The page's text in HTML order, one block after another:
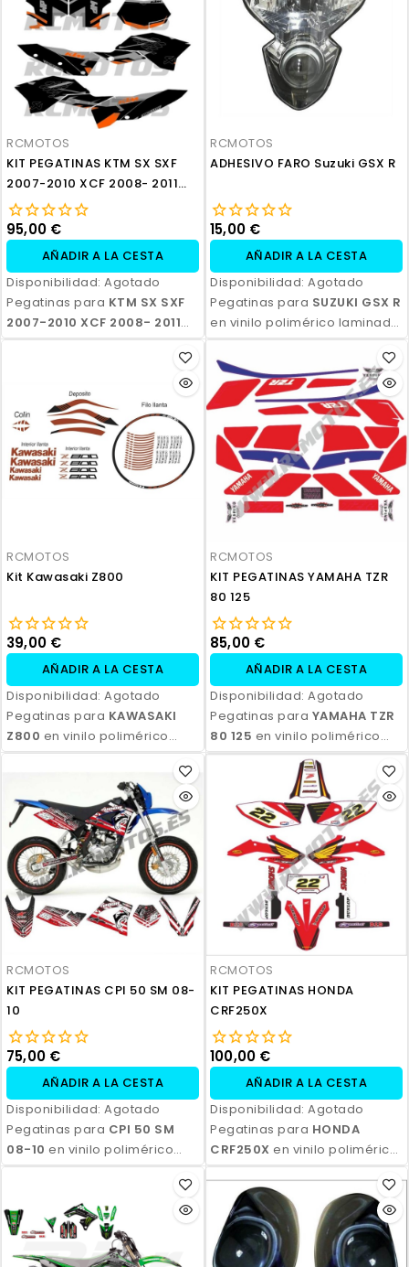
RCMOTOS
KIT PEGATINAS KTM SX SXF
2007-2010 XCF 2008- 2011
EXC EXCF 2008-2011
95,00 €
AÑADIR A LA CESTA
Disponibilidad: Agotado
Pegatinas para KTM SX SXF
2007-2010 XCF 2008- 2011
EXC EXCF 2008-2011en vinilo
ecosolvente. Alta resistencia,
acabado profesional y
opción de personalización.
RCMOTOS
ADHESIVO FARO Suzuki GSX R
15,00 €
AÑADIR A LA CESTA
Disponibilidad: Agotado
Pegatinas para SUZUKI GSX R
en vinilo polimérico laminado,
impresas con tinta
ecosolvente. Alta resistencia,
acabado profesional y
opción de personalización.
RCMOTOS
Kit Kawasaki Z800
39,00 €
AÑADIR A LA CESTA
Disponibilidad: Agotado
Pegatinas para KAWASAKI
Z800 en vinilo polimérico
laminado, impresas con tinta
ecosolvente. Alta resistencia,
acabado profesional y
opción de personalización.
RCMOTOS
KIT PEGATINAS YAMAHA TZR
80 125
85,00 €
AÑADIR A LA CESTA
Disponibilidad: Agotado
Pegatinas para YAMAHA TZR
80 125 en vinilo polimérico
laminado, impresas con tinta
ecosolvente. Alta resistencia,
acabado profesional y
opción de personalización.
RCMOTOS
KIT PEGATINAS CPI 50 SM 08-
10
75,00 €
AÑADIR A LA CESTA
Disponibilidad: Agotado
Pegatinas para CPI 50 SM
08-10 en vinilo polimérico
laminado, impresas con tinta
ecosolvente. Alta resistencia,
acabado profesional y
opción de personalización.
RCMOTOS
KIT PEGATINAS HONDA
CRF250X
100,00 €
AÑADIR A LA CESTA
Disponibilidad: Agotado
Pegatinas para HONDA
CRF250X en vinilo polimérico
laminado, impresas con tinta
ecosolvente. Alta resistencia,
acabado profesional y
opción de personalización.